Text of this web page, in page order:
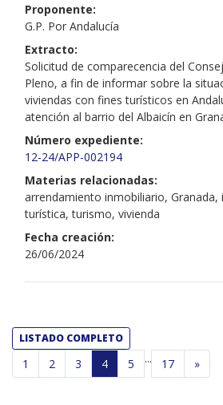
Proponente:
G.P. Por Andalucía
Extracto:
Solicitud de comparecencia del
Pleno, a fin de informar sobre la
viviendas con fines turísticos en
atención al barrio del Albaicín en
Número expediente:
12-24/APP-002194
Materias relacionadas:
arrendamiento inmobiliario, Granada,
turística, turismo, vivienda
Fecha creación:
26/06/2024
LISTADO COMPLETO
1 2 3 4 5 ... 17 »